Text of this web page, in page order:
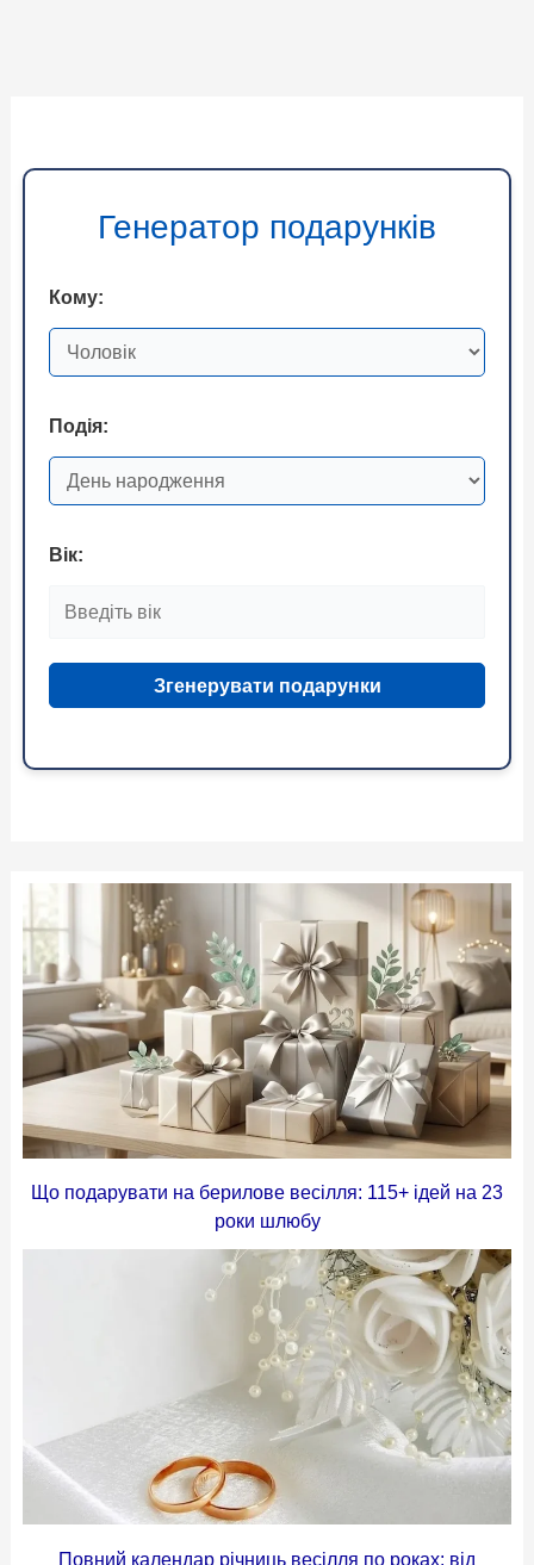
Генератор подарунків
Кому:
Подія:
Вік:
Згенерувати подарунки
Що подарувати на берилове весілля: 115+ ідей на 23
роки шлюбу
Повний календар річниць весілля по роках: від